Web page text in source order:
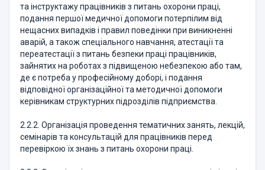
та інструктажу працівників з питань охорони праці,
подання першої медичної допомоги потерпілим від
нещасних випадків і правил поведінки при виникненні
аварій, а також спеціального навчання, атестації та
переатестації з питань безпеки праці працівників,
зайнятих на роботах з підвищеною небезпекою або там,
де є потреба у професійному доборі, і подання
відповідної організаційної та методичної допомоги
керівникам структурних підрозділів підприємства.
2.2.2. Організація проведення тематичних занять, лекцій,
семінарів та консультацій для працівників перед
перевіркою їх знань з питань охорони праці.